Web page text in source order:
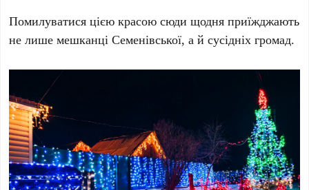
Помилуватися цією красою сюди щодня приїжджають
не лише мешканці Семенівської, а й сусідніх громад.